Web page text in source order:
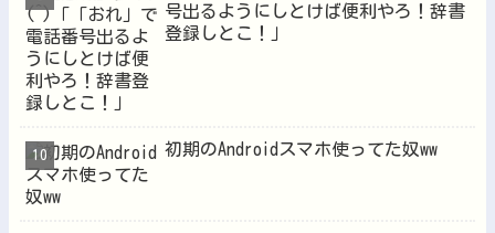
号出るようにしとけば便利やろ！辞書
登録しとこ！」
初期のAndroidスマホ使ってた奴ww